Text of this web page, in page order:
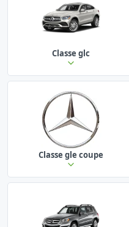
Classe glc
Classe gle coupe